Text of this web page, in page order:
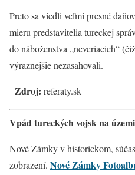
Preto sa viedli veľmi presné
mieru predstavitelia tureckej
do náboženstva „neveriacich“
výraznejšie nezasahovali.
Zdroj: referaty.sk
Vpád tureckých vojsk na
Nové Zámky v historickom,
zobrazení. Nové Zámky